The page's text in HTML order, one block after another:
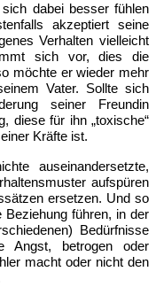
dabei besser fühlen
akzeptiert seine
Verhalten vielleicht
sich vor, dies die
möchte er wieder mehr
Vater. Sollte sich
seiner Freundin
diese für ihn „toxische“
Kräfte ist.
auseinandersetzte,
aufspüren
ersetzen. Und so
führen, in der
Bedürfnisse
Angst, betrogen oder
macht oder nicht den